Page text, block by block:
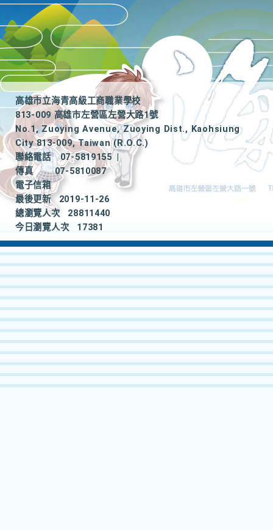
高雄市立海青高級工商職業學校
813-009 高雄市左營區左營大路1號
No.1, Zuoying Avenue, Zuoying Dist., Kaohsiung
City 813-009, Taiwan (R.O.C.)
聯絡電話
07-5819155
|
傳真
07-5810087
電子信箱
最後更新
2019-11-26
總瀏覽人次
28811440
今日瀏覽人次
17381